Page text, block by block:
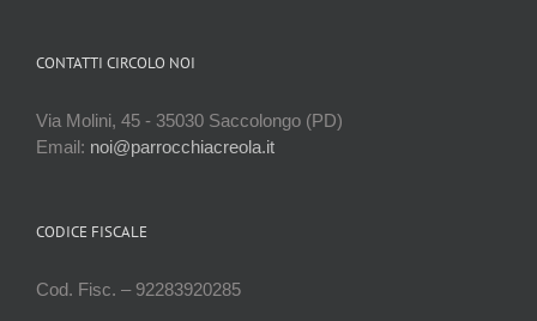
CONTATTI CIRCOLO NOI
Via Molini, 45 - 35030 Saccolongo (PD)
Email: noi@parrocchiacreola.it
CODICE FISCALE
Cod. Fisc. – 92283920285